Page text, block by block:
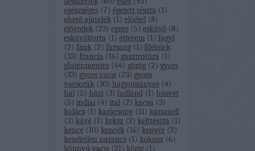
egészséges (7) égetett tészta (1)
ehető ajándék (1) előétel (8)
előételek (23) epres (5) esküvő (8)
esküvőitorta (1) étterem (1) fagyi
(2) fánk (2) farsang (1) főételek
(33) francia (16) gasztrotúra (1)
gluténmentes (44) görög (2) gyors
(33) gyors vacsi (23) gyors
vacsorák (30) hagyományos (4)
hal (5) házi (3) holland (1) húsvét
(5) indiai (4) ital (2) kacsa (3)
kalács (1) karácsony (11) karamell
(3) kávé (1) keksz (2) kelttészta (1)
kence (10) kencék (16) kenyér (2)
kezeletlen narancs (1) kókusz (6)
könnyű vacsi (21) körte (1)